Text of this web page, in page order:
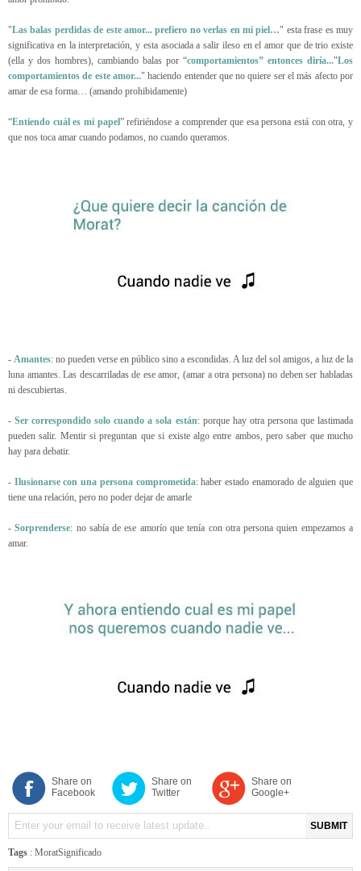
"Las balas perdidas de este amor... prefiero no verlas en mi piel…" esta frase es muy
significativa en la interpretación, y esta asociada a salir ileso en el amor que de trio existe
(ella y dos hombres), cambiando balas por “comportamientos” entonces diría..."Los
comportamientos de este amor..." haciendo entender que no quiere ser el más afecto por
amar de esa forma… (amando prohibidamente)
“Entiendo cuál es mi papel” refiriéndose a comprender que esa persona está con otra, y
que nos toca amar cuando podamos, no cuando queramos.
- Amantes: no pueden verse en público sino a escondidas. A luz del sol amigos, a luz de la
luna amantes. Las descarriladas de ese amor, (amar a otra persona) no deben ser habladas
ni descubiertas.
-Ser correspondido solo cuando a sola están: porque hay otra persona que lastimada
pueden salir. Mentir si preguntan que si existe algo entre ambos, pero saber que mucho
hay para debatir.
- Ilusionarse con una persona comprometida: haber estado enamorado de alguien que
tiene una relación, pero no poder dejar de amarle
-Sorprenderse: no sabía de ese amorío que tenía con otra persona quien empezamos a
amar.
Share on
Facebook
Share on
Twitter
Share on
Google+
SUBMIT
Tags : MoratSignificado